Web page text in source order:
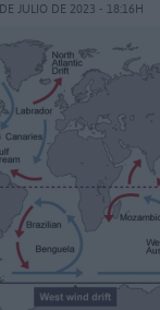
JULIO DE 2023 - 18:16H